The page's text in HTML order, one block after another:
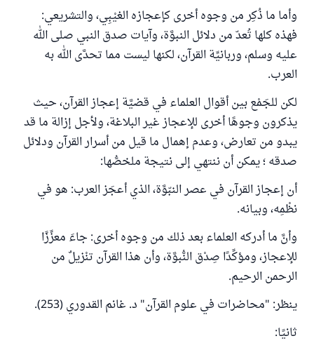
وأما ما ذُكِر من وجوه أخرى كإعجازه الغيْبِي، والتشريعي:
فهذه كلها تُعدّ من دلائل النبوَّة، وآيات صدق النبي صلى الله
عليه وسلم، وربانيِّة القرآن، لكنها ليست مما تحدَّى الله به
العرب.
لكن للجَمْع بين أقوال العلماء في قضيَّة إعجاز القرآن، حيث
يذكرون وجوهًا أخرى للإعجاز غير البلاغة، ولأجل إزالة ما قد
يبدو من تعارض، وعدم إهمال ما قيل من أسرار القرآن ودلائل
صدقه ؛ يمكن أن ننتهي إلى نتيجة ملخصُّها:
أن إعجاز القرآن في عصر النبّوَّة، الذي أعجَز العرب: هو في
نظْمِه، وبيانه.
وأنَّ ما أدركه العلماء بعد ذلك من وجوه أخرى: جاءَ معزِّزًا
للإعجاز، ومؤكِّدًا صِدْق النُّبوَّة، وأن هذا القرآن تنْزيلٌ من
الرحمن الرحيم.
ينظر: "محاضرات في علوم القرآن" د. غانم القدوري (253).
ثانيًا: